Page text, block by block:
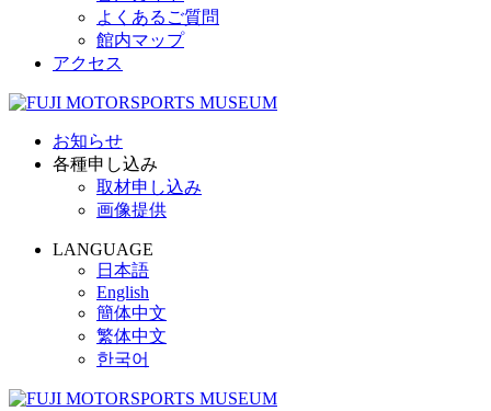
よくあるご質問
館内マップ
アクセス
お知らせ
各種申し込み
取材申し込み
画像提供
LANGUAGE
日本語
English
簡体中文
繁体中文
한국어